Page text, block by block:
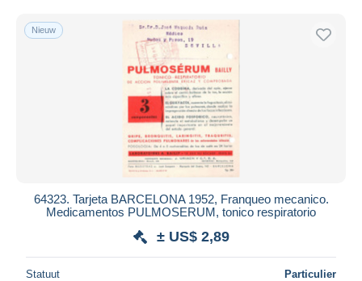
Toepassen
Nieuw
64323. Tarjeta BARCELONA 1952, Franqueo mecanico.
Medicamentos PULMOSERUM, tonico respiratorio
± US$ 2,89
Statuut Particulier